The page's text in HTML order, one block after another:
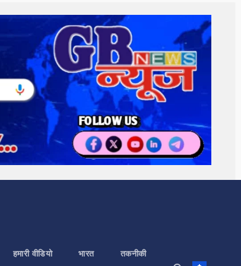
हमारी वीडियो भारत तकनीकी